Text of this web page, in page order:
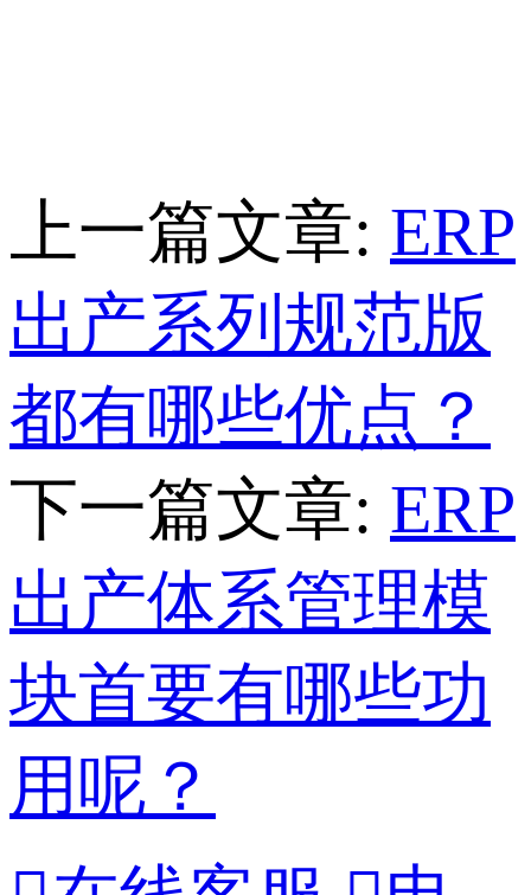
上一篇文章: ERP
出产系列规范版
都有哪些优点？
下一篇文章: ERP
出产体系管理模
块首要有哪些功
用呢？